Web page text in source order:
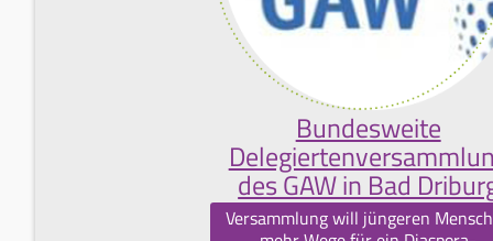
Bundesweite
des GAW in Bad
Versammlung will jüngeren